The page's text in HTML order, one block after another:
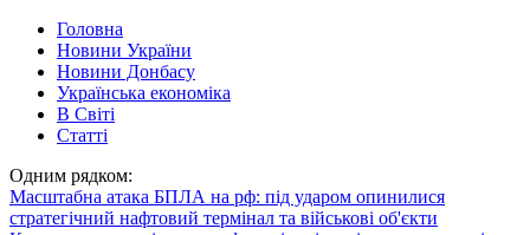
Головна
Новини України
Новини Донбасу
Українська економіка
В Світі
Статті
Одним рядком:
Масштабна атака БПЛА на рф: під ударом опинилися
стратегічний нафтовий термінал та військові об'єкти